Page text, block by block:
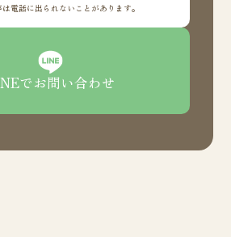
電話に出られないことがあります。
でお問い合わせ